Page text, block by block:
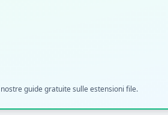
guide gratuite sulle estensioni file.